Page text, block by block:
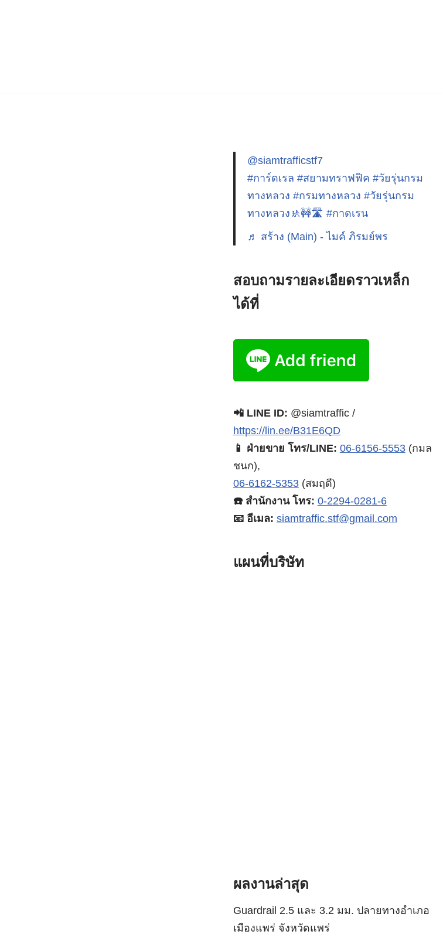
@siamtrafficstf7
#การ์ดเรล #สยามทราฟฟิค #วัยรุ่นกรม
ทางหลวง #กรมทางหลวง #วัยรุ่นกรม
ทางหลวง🚸🚧🛣️ #กาดเรน
♬ สร้าง (Main) - ไมค์ ภิรมย์พร
สอบถามรายละเอียดราวเหล็ก
ได้ที่
📲 LINE ID: @siamtraffic /
https://lin.ee/B31E6QD
📱 ฝ่ายขาย โทร/LINE: 06-6156-5553(กมล
ชนก),
06-6162-5353(สมฤดี)
☎️ สำนักงาน โทร: 0-2294-0281-6
📧 อีเมล: siamtraffic.stf@gmail.com
แผนที่บริษัท
ผลงานล่าสุด
Guardrail 2.5 และ 3.2 มม. ปลายทางอำเภอ
เมืองแพร่ จังหวัดแพร่